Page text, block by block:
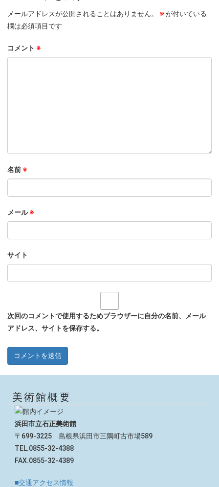
メールアドレスが公開されることはありません。 ※が付いている
欄は必須項目です
コメント ※
名前 ※
メール※
サイト
次回のコメントで使用するためブラウザーに自分の名前、メール
アドレス、サイトを保存する。
美術館概要
浜田市立石正美術館
〒699-3225 島根県浜田市三隅町古市場589
TEL.0855-32-4388
FAX.0855-32-4389
■交通アクセス情報